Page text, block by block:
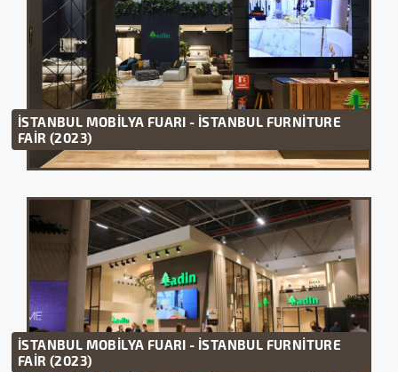
İSTANBUL MOBİLYA FUARI - İSTANBUL FURNİTURE
FAİR (2023)
İSTANBUL MOBİLYA FUARI - İSTANBUL FURNİTURE
FAİR (2023)